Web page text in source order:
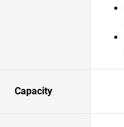
Capacity